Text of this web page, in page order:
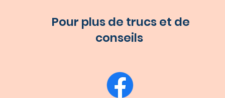
Pour plus de trucs et de
conseils